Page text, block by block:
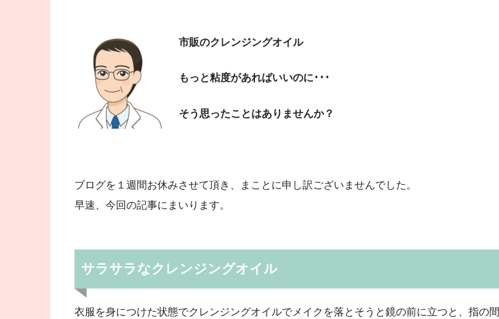
市販のクレンジングオイル
もっと粘度があればいいのに･･･
そう思ったことはありませんか？
ブログを１週間お休みさせて頂き、まことに申し訳ございませんでした。
早速、今回の記事にまいります。
サラサラなクレンジングオイル
衣服を身につけた状態でクレンジングオイルでメイクを落とそうと鏡の前に立つと、指の間